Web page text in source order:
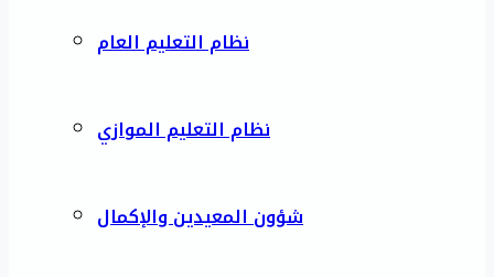
نظام التعليم العام
نظام التعليم الموازي
شؤون المعيدين والإكمال